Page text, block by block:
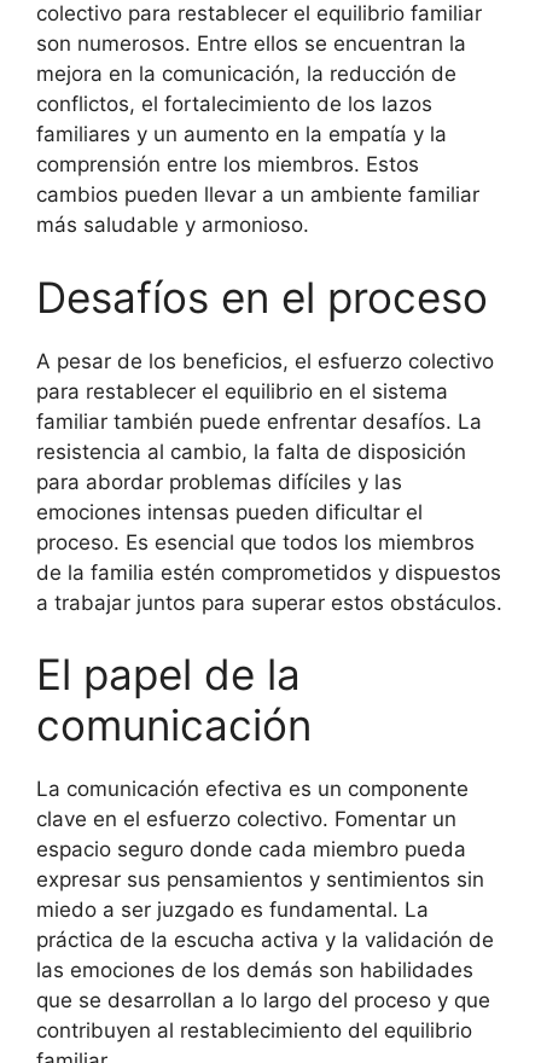
colectivo para restablecer el equilibrio familiar
son numerosos. Entre ellos se encuentran la
mejora en la comunicación, la reducción de
conflictos, el fortalecimiento de los lazos
familiares y un aumento en la empatía y la
comprensión entre los miembros. Estos
cambios pueden llevar a un ambiente familiar
más saludable y armonioso.
Desafíos en el proceso
A pesar de los beneficios, el esfuerzo colectivo
para restablecer el equilibrio en el sistema
familiar también puede enfrentar desafíos. La
resistencia al cambio, la falta de disposición
para abordar problemas difíciles y las
emociones intensas pueden dificultar el
proceso. Es esencial que todos los miembros
de la familia estén comprometidos y dispuestos
a trabajar juntos para superar estos obstáculos.
El papel de la
comunicación
La comunicación efectiva es un componente
clave en el esfuerzo colectivo. Fomentar un
espacio seguro donde cada miembro pueda
expresar sus pensamientos y sentimientos sin
miedo a ser juzgado es fundamental. La
práctica de la escucha activa y la validación de
las emociones de los demás son habilidades
que se desarrollan a lo largo del proceso y que
contribuyen al restablecimiento del equilibrio